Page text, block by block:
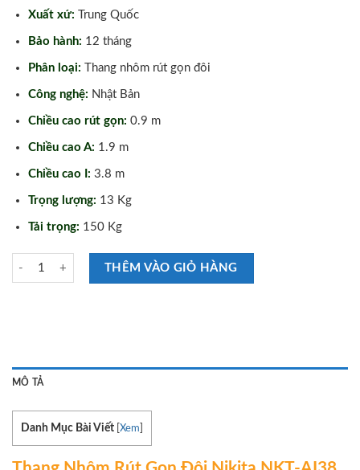
Xuất xứ: Trung Quốc
Bảo hành: 12 tháng
Phân loại: Thang nhôm rút gọn đôi
Công nghệ: Nhật Bản
Chiều cao rút gọn: 0.9 m
Chiều cao A: 1.9 m
Chiều cao I: 3.8 m
Trọng lượng: 13 Kg
Tải trọng: 150 Kg
Thang Nhôm Rút Gọn Đôi Nikita NKT-AI38 số lượng
THÊM VÀO GIỎ HÀNG
MÔ TẢ
Danh Mục Bài Viết Xem